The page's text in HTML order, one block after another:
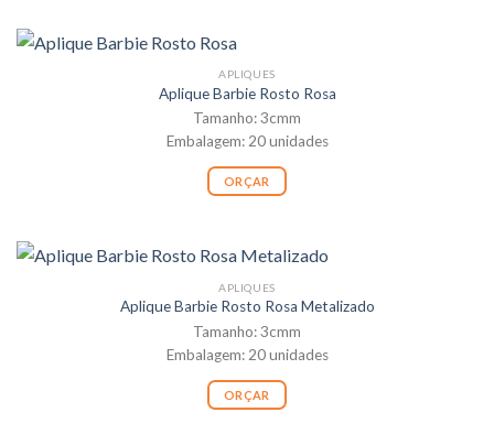
APLIQUES
Aplique Barbie Rosto Rosa
Tamanho: 3cmm
Embalagem: 20 unidades
ORÇAR
APLIQUES
Aplique Barbie Rosto Rosa Metalizado
Tamanho: 3cmm
Embalagem: 20 unidades
ORÇAR